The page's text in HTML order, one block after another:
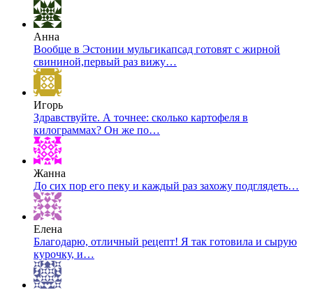
Анна
Вообще в Эстонии мульгикапсад готовят с жирной
свининой,первый раз вижу…
Игорь
Здравствуйте. А точнее: сколько картофеля в
килограммах? Он же по…
Жанна
До сих пор его пеку и каждый раз захожу подглядеть…
Елена
Благодарю, отличный рецепт! Я так готовила и сырую
курочку, и…